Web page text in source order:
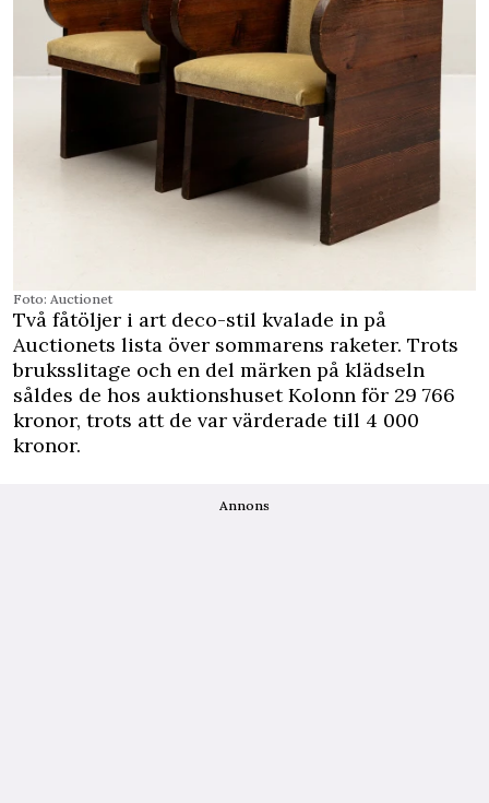
Foto: Auctionet
Två fåtöljer i art deco-stil kvalade in på
Auctionets lista över sommarens raketer. Trots
bruksslitage och en del märken på klädseln
såldes de hos auktionshuset Kolonn för 29 766
kronor, trots att de var värderade till 4 000
kronor.
Annons